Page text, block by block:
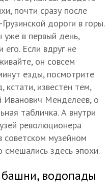
почти сразу после
дороги в горы.
уже в первый день,
Если вдруг не
он совсем
езды, посмотрите
кстати, известен тем,
Иванович Менделеев, о
табличка. А внутри
революционера
советском музейном
смешались здесь эпохи.
башни, водопады